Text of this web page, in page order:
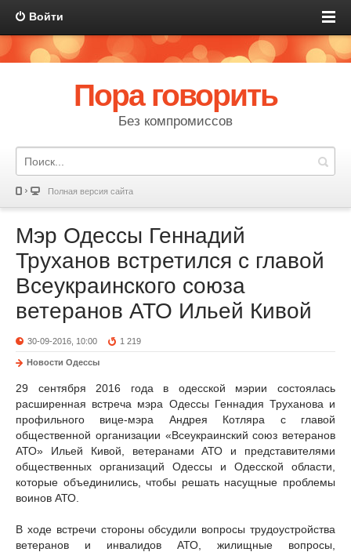
Войти
Пора говорить
Без компромиссов
Полная версия сайта
Мэр Одессы Геннадий
Труханов встретился с главой
Всеукраинского союза
ветеранов АТО Ильей Кивой
30-09-2016, 10:00 1 219
Новости Одессы
29 сентября 2016 года в одесской мэрии состоялась
расширенная встреча мэра Одессы Геннадия Труханова и
профильного вице-мэра Андрея Котляра с главой
общественной организации «Всеукраинский союз ветеранов
АТО» Ильей Кивой, ветеранами АТО и представителями
общественных организаций Одессы и Одесской области,
которые объединились, чтобы решать насущные проблемы
воинов АТО.
В ходе встречи стороны обсудили вопросы трудоустройства
ветеранов и инвалидов АТО, жилищные вопросы,